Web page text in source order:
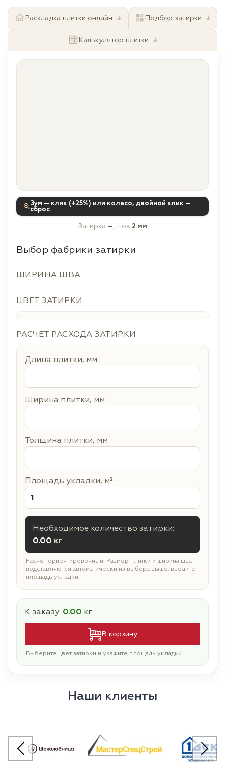
Раскладка плитки онлайн ↓ Подбор затирки ↓
Калькулятор плитки ↓
Зум — клик (+25%) или колесо, двойной клик —
сброс
Затирка —, шов 2 мм
Выбор фабрики затирки
ШИРИНА ШВА
ЦВЕТ ЗАТИРКИ
РАСЧЁТ РАСХОДА ЗАТИРКИ
Длина плитки, мм
Ширина плитки, мм
Толщина плитки, мм
Площадь укладки, м²
Необходимое количество затирки:
0.00 кг
Расчёт ориентировочный. Размер плитки и ширина шва
подставляются автоматически из выбора выше; введите
площадь укладки.
К заказу: 0.00 кг
В корзину
Выберите цвет затирки и укажите площадь укладки.
Наши клиенты